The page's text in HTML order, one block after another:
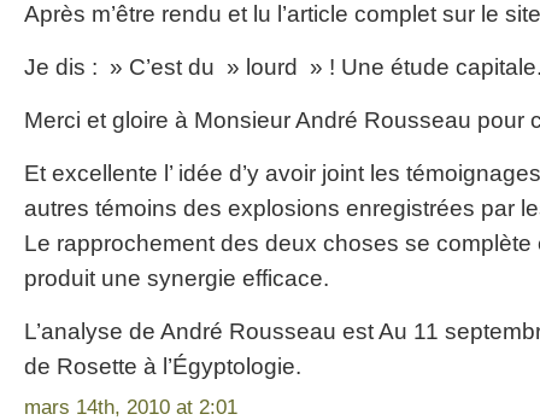
Après m’être rendu et lu l’article complet sur le
Je dis : » C’est du » lourd » ! Une étude
Merci et gloire à Monsieur André Rousseau pour
Et excellente l’ idée d’y avoir joint les
autres témoins des explosions enregistrées par
Le rapprochement des deux choses se complète
produit une synergie efficace.
L’analyse de André Rousseau est Au 11
de Rosette à l’Égyptologie.
mars 14th, 2010 at 2:01